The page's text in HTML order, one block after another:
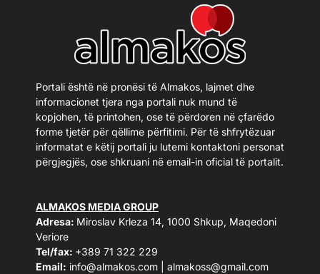
Portali është në pronësi të Almakos, lajmet dhe
informacionet tjera nga portali nuk mund të
kopjohen, të printohen, ose të përdoren në çfarëdo
forme tjetër për qëllime përfitimi. Për të shfrytëzuar
informatat e këtij portali ju lutemi kontaktoni personat
përgjegjës, ose shkruani në email-in oficial të portalit.
ALMAKOS MEDIA GROUP
Adresa: Miroslav Krleza 14, 1000 Shkup, Maqedoni
Veriore
Tel/fax: +389 71 322 229
Email: info@almakos.com almakoss@gmail.com